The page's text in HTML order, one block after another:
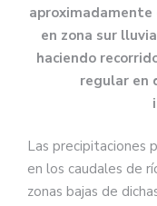
aproximadamente
en zona sur
haciendo
regular en
Las precipitaciones
en los caudales de
zonas bajas de